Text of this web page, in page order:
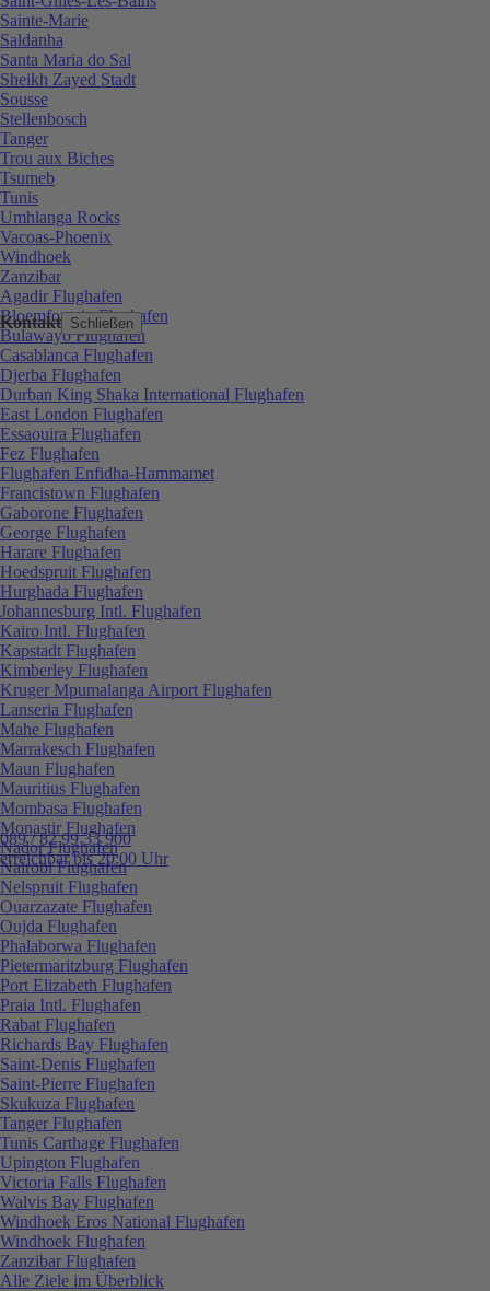
Kontakt Schließen
089 / 82 99 33 900
erreichbar bis 20:00 Uhr
Sainte-Marie
Saldanha
Santa Maria do Sal
Sheikh Zayed Stadt
Sousse
Stellenbosch
Tanger
Trou aux Biches
Tsumeb
Tunis
Umhlanga Rocks
Vacoas-Phoenix
Windhoek
Zanzibar
Agadir Flughafen
Bloemfontein Flughafen
Bulawayo Flughafen
Casablanca Flughafen
Djerba Flughafen
Durban King Shaka International Flughafen
East London Flughafen
Essaouira Flughafen
Fez Flughafen
Flughafen Enfidha-Hammamet
Francistown Flughafen
Gaborone Flughafen
George Flughafen
Harare Flughafen
Hoedspruit Flughafen
Hurghada Flughafen
Johannesburg Intl. Flughafen
Kairo Intl. Flughafen
Kapstadt Flughafen
Kimberley Flughafen
Kruger Mpumalanga Airport Flughafen
Lanseria Flughafen
Mahe Flughafen
Marrakesch Flughafen
Maun Flughafen
Mauritius Flughafen
Mombasa Flughafen
Monastir Flughafen
Nador Flughafen
Nairobi Flughafen
Nelspruit Flughafen
Ouarzazate Flughafen
Oujda Flughafen
Phalaborwa Flughafen
Pietermaritzburg Flughafen
Port Elizabeth Flughafen
Praia Intl. Flughafen
Rabat Flughafen
Richards Bay Flughafen
Saint-Denis Flughafen
Saint-Pierre Flughafen
Skukuza Flughafen
Tanger Flughafen
Tunis Carthage Flughafen
Upington Flughafen
Victoria Falls Flughafen
Walvis Bay Flughafen
Windhoek Eros National Flughafen
Windhoek Flughafen
Zanzibar Flughafen
Alle Ziele im Überblick